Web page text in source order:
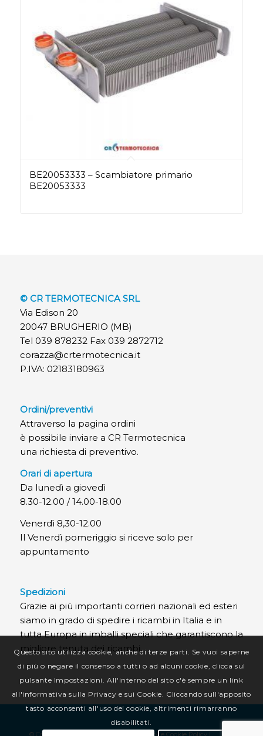
BE20053333 – Scambiatore primario
BE20053333
© CR TERMOTECNICA SRL
Via Edison 20
20047 BRUGHERIO (MB)
Tel 039 878232 Fax 039 2872712
corazza@crtermotecnica.it
P.IVA: 02183180963
Ordini/preventivi
Attraverso la pagina ordini
è possibile inviare a CR Termotecnica
una richiesta di preventivo.
Orari di apertura
Da lunedì a giovedì
8.30-12.00 / 14.00-18.00
Venerdì 8,30-12.00
Il Venerdì pomeriggio si riceve solo per
appuntamento
Spedizioni
Grazie ai più importanti corrieri nazionali ed esteri
siamo in grado di spedire i ricambi in Italia e in
tutta Europa in imballi speciali che garantiscono la
migliore tenuta dei ricambi.
Questo sito utilizza cookie, anche di terze parti. Se vuoi saperne
di più o negare il consenso a tutti o ad alcuni cookie, clicca sul
pulsante Impostazioni. All'interno del sito c'è sempre un link
all'informativa sulla Privacy e sui Cookie. Cliccando sull'apposito
tasto acconsenti all'uso dei cookie, altrimenti rimarranno
disabilitati.